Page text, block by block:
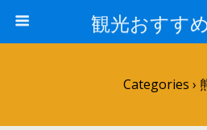
観光おすす
Categories ›